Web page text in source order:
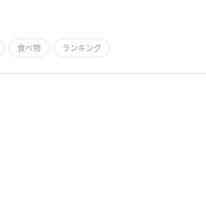
食べ物 ランキング